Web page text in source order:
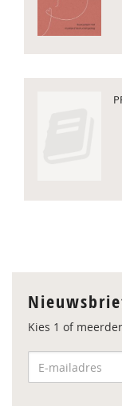
Kies 1 of